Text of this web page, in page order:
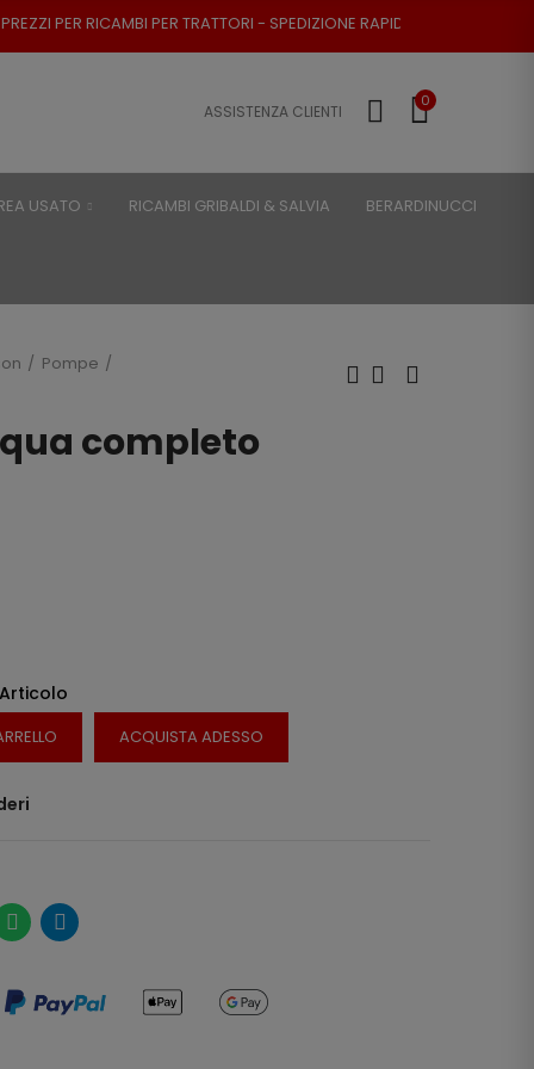
PER TRATTORI - SPEDIZIONE RAPIDA - RESO POSSIBILE
ASSISTENZA CLIENTI
0
USATO RICAMBI GRIBALDI & SALVIA BERARDINUCCI
Pompe
completo
ACQUISTA ADESSO